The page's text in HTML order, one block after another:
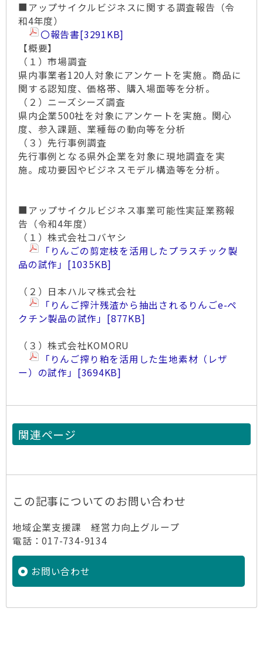
■アップサイクルビジネスに関する調査報告（令
和4年度）
〇報告書[3291KB]
【概要】
（１）市場調査
県内事業者120人対象にアンケートを実施。商品に
関する認知度、価格帯、購入場面等を分析。
（２）ニーズシーズ調査
県内企業500社を対象にアンケートを実施。関心
度、参入課題、業種毎の動向等を分析
（３）先行事例調査
先行事例となる県外企業を対象に現地調査を実
施。成功要因やビジネスモデル構造等を分析。
■アップサイクルビジネス事業可能性実証業務報
告（令和4年度）
（１）株式会社コバヤシ
「りんごの剪定枝を活用したプラスチック製
品の試作」 [1035KB]
（２）日本ハルマ株式会社
「りんご搾汁残渣から抽出されるりんごe-ペ
クチン製品の試作」 [877KB]
（３）株式会社KOMORU
「りんご搾り粕を活用した生地素材（レザ
ー）の試作」 [3694KB]
関連ページ
この記事についてのお問い合わせ
地域企業支援課 経営力向上グループ
電話：017-734-9134
お問い合わせ